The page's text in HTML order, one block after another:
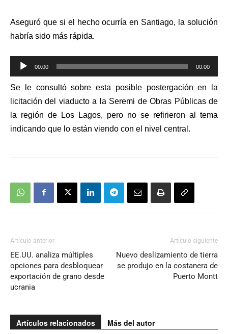
Aseguró que si el hecho ocurría en Santiago, la solución
habría sido más rápida.
Reproductor
de
audio
00:00 00:00
Se le consultó sobre esta posible postergación en la
licitación del viaducto a la Seremi de Obras Públicas de
la región de Los Lagos, pero no se refirieron al tema
indicando que lo están viendo con el nivel central.
Artículo anterior
EE.UU. analiza múltiples
opciones para desbloquear
exportación de grano desde
ucrania
Artículo siguiente
Nuevo deslizamiento de tierra
se produjo en la costanera de
Puerto Montt
Artículos relacionados Más del autor